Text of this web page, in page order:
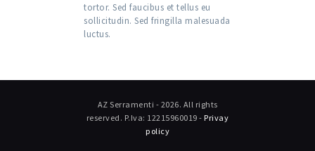
tortor. Sed faucibus et tellus eu
sollicitudin. Sed fringilla malesuada
luctus.
AZ Serramenti - 2026. All rights
reserved. P.Iva: 12215960019 -Privay
policy